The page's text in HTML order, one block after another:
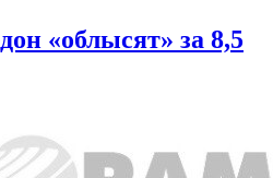
«облысят» за 8,5